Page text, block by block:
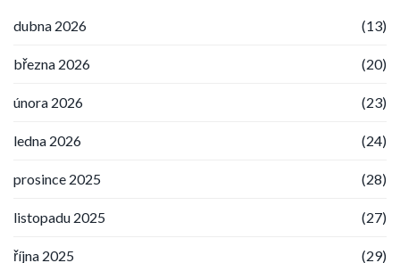
dubna 2026 (13)
března 2026 (20)
února 2026 (23)
ledna 2026 (24)
prosince 2025 (28)
listopadu 2025 (27)
října 2025 (29)